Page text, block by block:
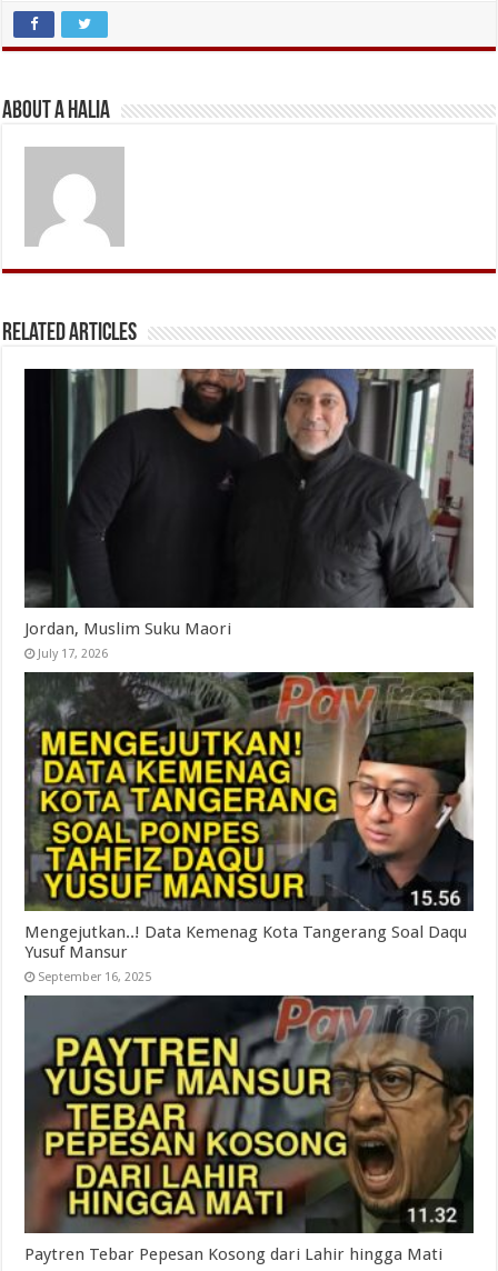
About A Halia
Related Articles
Jordan, Muslim Suku Maori
July 17, 2026
Mengejutkan..! Data Kemenag Kota Tangerang Soal Daqu
Yusuf Mansur
September 16, 2025
Paytren Tebar Pepesan Kosong dari Lahir hingga Mati